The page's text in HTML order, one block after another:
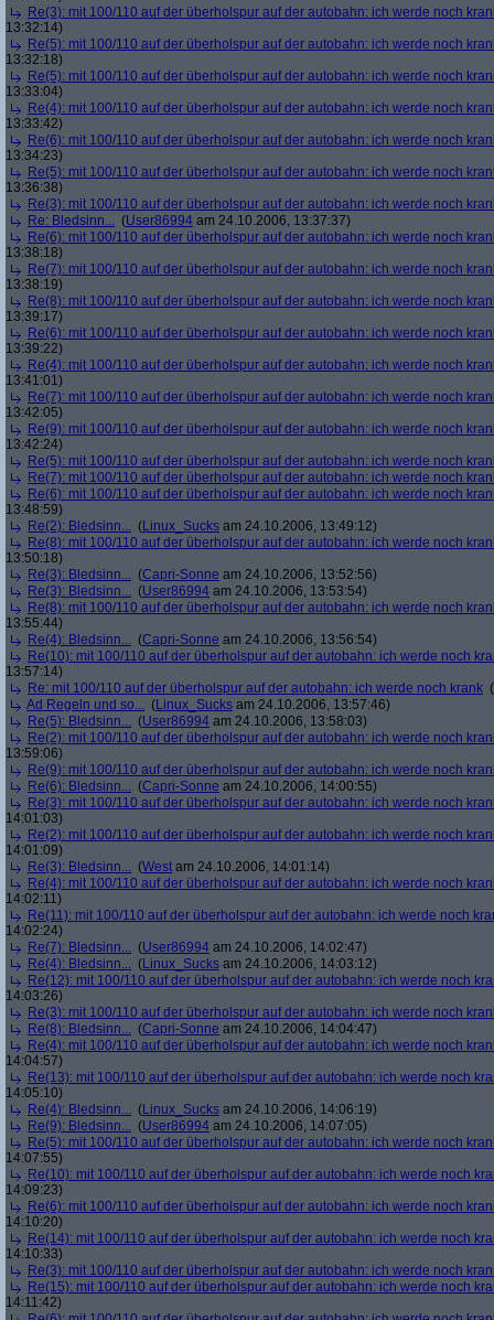
Re(3): mit 100/110 auf der überholspur auf der autobahn: ich werde noch
13:32:14)
Re(5): mit 100/110 auf der überholspur auf der autobahn: ich werde noch
13:32:18)
Re(5): mit 100/110 auf der überholspur auf der autobahn: ich werde noch
13:33:04)
Re(4): mit 100/110 auf der überholspur auf der autobahn: ich werde noch
13:33:42)
Re(6): mit 100/110 auf der überholspur auf der autobahn: ich werde noch
13:34:23)
Re(5): mit 100/110 auf der überholspur auf der autobahn: ich werde noch
13:36:38)
Re(3): mit 100/110 auf der überholspur auf der autobahn: ich werde noch
Re: Bledsinn... (User86994 am 24.10.2006, 13:37:37)
Re(6): mit 100/110 auf der überholspur auf der autobahn: ich werde noch
13:38:18)
Re(7): mit 100/110 auf der überholspur auf der autobahn: ich werde noch
13:38:19)
Re(8): mit 100/110 auf der überholspur auf der autobahn: ich werde noch
13:39:17)
Re(6): mit 100/110 auf der überholspur auf der autobahn: ich werde noch
13:39:22)
Re(4): mit 100/110 auf der überholspur auf der autobahn: ich werde noch
13:41:01)
Re(7): mit 100/110 auf der überholspur auf der autobahn: ich werde noch
13:42:05)
Re(9): mit 100/110 auf der überholspur auf der autobahn: ich werde noch
13:42:24)
Re(5): mit 100/110 auf der überholspur auf der autobahn: ich werde noch
Re(7): mit 100/110 auf der überholspur auf der autobahn: ich werde noch
Re(6): mit 100/110 auf der überholspur auf der autobahn: ich werde noch
13:48:59)
Re(2): Bledsinn... (Linux_Sucks am 24.10.2006, 13:49:12)
Re(8): mit 100/110 auf der überholspur auf der autobahn: ich werde noch
13:50:18)
Re(3): Bledsinn... (Capri-Sonne am 24.10.2006, 13:52:56)
Re(3): Bledsinn... (User86994 am 24.10.2006, 13:53:54)
Re(8): mit 100/110 auf der überholspur auf der autobahn: ich werde noch
13:55:44)
Re(4): Bledsinn... (Capri-Sonne am 24.10.2006, 13:56:54)
Re(10): mit 100/110 auf der überholspur auf der autobahn: ich werde noch
13:57:14)
Re: mit 100/110 auf der überholspur auf der autobahn: ich werde noch krank (
Ad Regeln und so... (Linux_Sucks am 24.10.2006, 13:57:46)
Re(5): Bledsinn... (User86994 am 24.10.2006, 13:58:03)
Re(2): mit 100/110 auf der überholspur auf der autobahn: ich werde noch
13:59:06)
Re(9): mit 100/110 auf der überholspur auf der autobahn: ich werde noch
Re(6): Bledsinn... (Capri-Sonne am 24.10.2006, 14:00:55)
Re(3): mit 100/110 auf der überholspur auf der autobahn: ich werde noch
14:01:03)
Re(2): mit 100/110 auf der überholspur auf der autobahn: ich werde noch
14:01:09)
Re(3): Bledsinn... (West am 24.10.2006, 14:01:14)
Re(4): mit 100/110 auf der überholspur auf der autobahn: ich werde noch
14:02:11)
Re(11): mit 100/110 auf der überholspur auf der autobahn: ich werde noch
14:02:24)
Re(7): Bledsinn... (User86994 am 24.10.2006, 14:02:47)
Re(4): Bledsinn... (Linux_Sucks am 24.10.2006, 14:03:12)
Re(12): mit 100/110 auf der überholspur auf der autobahn: ich werde noch
14:03:26)
Re(3): mit 100/110 auf der überholspur auf der autobahn: ich werde noch
Re(8): Bledsinn... (Capri-Sonne am 24.10.2006, 14:04:47)
Re(4): mit 100/110 auf der überholspur auf der autobahn: ich werde noch
14:04:57)
Re(13): mit 100/110 auf der überholspur auf der autobahn: ich werde noch
14:05:10)
Re(4): Bledsinn... (Linux_Sucks am 24.10.2006, 14:06:19)
Re(9): Bledsinn... (User86994 am 24.10.2006, 14:07:05)
Re(5): mit 100/110 auf der überholspur auf der autobahn: ich werde noch
14:07:55)
Re(10): mit 100/110 auf der überholspur auf der autobahn: ich werde noch
14:09:23)
Re(6): mit 100/110 auf der überholspur auf der autobahn: ich werde noch
14:10:20)
Re(14): mit 100/110 auf der überholspur auf der autobahn: ich werde noch
14:10:33)
Re(3): mit 100/110 auf der überholspur auf der autobahn: ich werde noch
Re(15): mit 100/110 auf der überholspur auf der autobahn: ich werde noch
14:11:42)